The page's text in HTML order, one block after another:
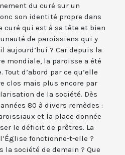
du curé sur un
son identité propre dans
curé qui est à sa tête et bien
de paroissiens qui y
aujourd’hui ? Car depuis la
mondiale, la paroisse a été
d’abord par ce qu’elle
clos mais plus encore par
de la société. Dès
80 à divers remèdes :
et la place donnée
le déficit de prêtres. La
fonctionne-t-elle ?
la société de demain ? Que